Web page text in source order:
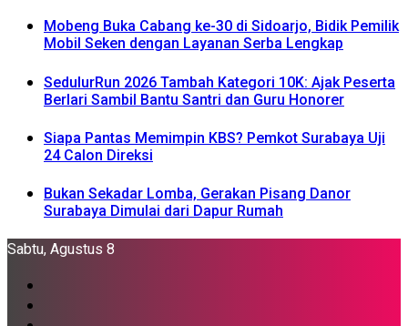
Mobeng Buka Cabang ke-30 di Sidoarjo, Bidik Pemilik
Mobil Seken dengan Layanan Serba Lengkap
SedulurRun 2026 Tambah Kategori 10K: Ajak Peserta
Berlari Sambil Bantu Santri dan Guru Honorer
Siapa Pantas Memimpin KBS? Pemkot Surabaya Uji
24 Calon Direksi
Bukan Sekadar Lomba, Gerakan Pisang Danor
Surabaya Dimulai dari Dapur Rumah
Sabtu, Agustus 8